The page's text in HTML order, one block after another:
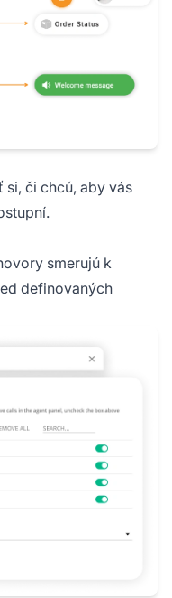
či chcú, aby vás
smerujú k
definovaných